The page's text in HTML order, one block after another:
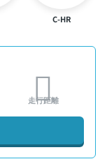
C-HR
走行距離